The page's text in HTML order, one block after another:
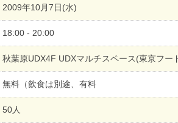
2009年10月7日(水)
18:00 - 20:00
秋葉原UDX4F UDXマルチスペース(東京フー
無料（飲食は別途、有料
50人